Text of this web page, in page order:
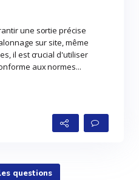
une sortie précise
sur site, même
il est crucial d'utiliser
aux normes...
questions